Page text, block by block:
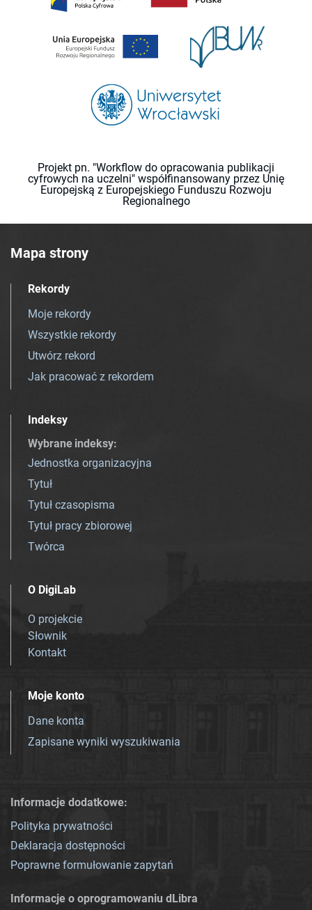
Projekt pn. "Workflow do opracowania publikacji
cyfrowych na uczelni" współfinansowany przez Unię
Europejską z Europejskiego Funduszu Rozwoju
Regionalnego
Mapa strony
Rekordy
Moje rekordy
Wszystkie rekordy
Utwórz rekord
Jak pracować z rekordem
Indeksy
Wybrane indeksy:
Jednostka organizacyjna
Tytuł
Tytuł czasopisma
Tytuł pracy zbiorowej
Twórca
O DigiLab
O projekcie
Słownik
Kontakt
Moje konto
Dane konta
Zapisane wyniki wyszukiwania
Informacje dodatkowe:
Polityka prywatności
Deklaracja dostępności
Poprawne formułowanie zapytań
Informacje o oprogramowaniu dLibra